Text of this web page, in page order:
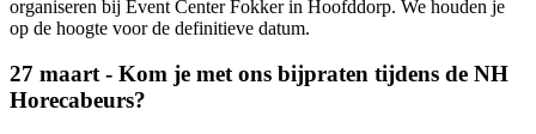
organiseren bij Event Center Fokker in Hoofddorp. We houden je
op de hoogte voor de definitieve datum.
27 maart - Kom je met ons bijpraten tijdens de NH
Horecabeurs?